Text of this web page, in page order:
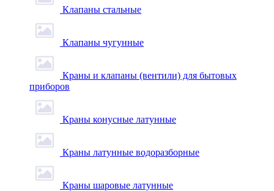
Клапаны стальные
Клапаны чугунные
Краны и клапаны (вентили) для бытовых
приборов
Краны конусные латунные
Краны латунные водоразборные
Краны шаровые латунные